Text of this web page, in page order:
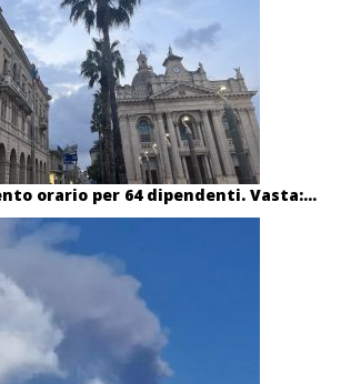
orario per 64 dipendenti. Vasta:...